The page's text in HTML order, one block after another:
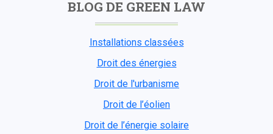
BLOG DE GREEN LAW
Installations classées
Droit des énergies
Droit de l'urbanisme
Droit de l’éolien
Droit de l’énergie solaire